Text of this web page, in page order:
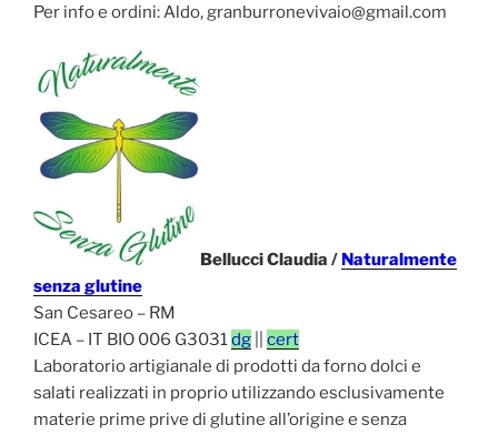
Per info e ordini: Aldo, granburronevivaio@gmail.com
Bellucci Claudia / Naturalmente
senza glutine
San Cesareo – RM
ICEA – IT BIO 006 G3031dg
cert
Laboratorio artigianale di prodotti da forno dolci e
salati realizzati in proprio utilizzando esclusivamente
materie prime prive di glutine all’origine e senza